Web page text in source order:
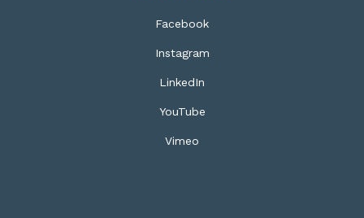
Facebook
Instagram
LinkedIn
YouTube
Vimeo